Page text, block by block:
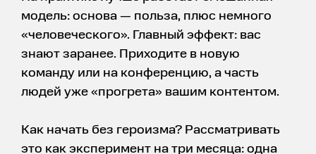
модель: основа — польза, плюс немного
«человеческого». Главный эффект: вас
знают заранее. Приходите в новую
команду или на конференцию, а часть
людей уже «прогрета» вашим контентом.
Как начать без героизма? Рассматривать
это как эксперимент на три месяца: одна